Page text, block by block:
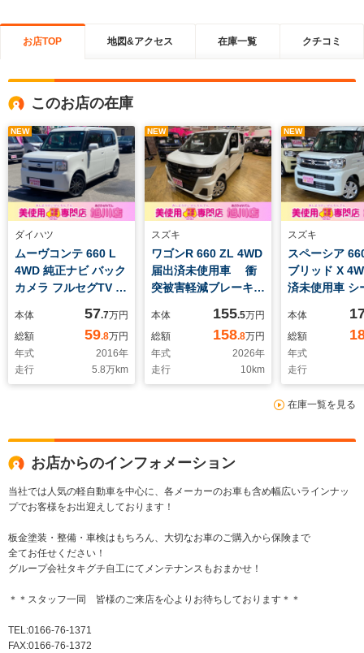
お店TOP 地図&アクセス 在庫一覧 クチコミ
このお店の在庫
NEW
ダイハツ
ムーヴコンテ 660 L
4WD 純正ナビ バック
カメラ フルセグTV 電
ーレスエントリー ア
イドリングストップ
Bluetooth
本体 57.7万円
総額
59.8万円
年式
2016年
走行
5.8万km
NEW
スズキ
ワゴンR 660 ZL 4WD
届出済未使用車 衝
突被害軽減ブレーキ
ートキー オートライ
ト オートエアコン ア
イドリングストップ
プッシュスタート 電
動格納ミラー 横滑り
本体 155.5万円
総額
158.8万円
年式
2026年
走行
10km
NEW
スズキ
スペーシア
ブリッド X
済未使用車 シ
LEDヘッドラ
マートキー プ
スタート オー
コン アイドリ
トップ 両側電
イドドア オー
本体
総額
年式
走行
在庫一覧を見る
お店からのインフォメーション
当社では人気の軽自動車を中心に、各メーカーのお車も含め幅広いラインナッ
プでお客様をお出迎えしております！
板金塗装・整備・車検はもちろん、大切なお車のご購入から保険まで
全てお任せください！
グループ会社タキグチ自工にてメンテナンスもおまかせ！
＊＊スタッフ一同 皆様のご来店を心よりお待ちしております＊＊
TEL:0166-76-1371
FAX:0166-76-1372